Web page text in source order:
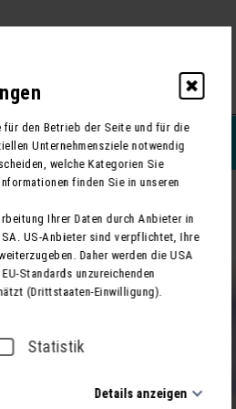
Flusskreuzfahrt auf der Loire
für den Betrieb der Seite und für die
Unternehmensziele notwendig
welche Kategorien Sie
finden Sie in unseren
Ihrer Daten durch Anbieter in
US-Anbieter sind verpflichtet, Ihre
Daher werden die USA
Standards unzureichenden
(Drittstaaten-Einwilligung).
Statistik
Details anzeigen